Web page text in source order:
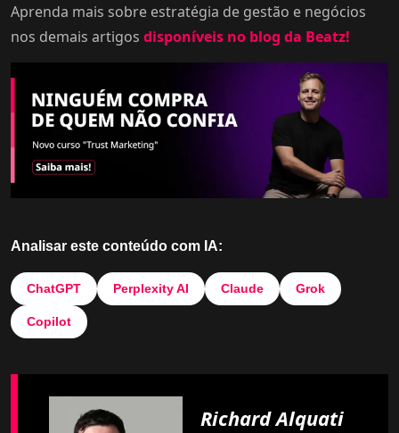
Aprenda mais sobre estratégia de gestão e negócios
nos demais artigos disponíveis no blog da Beatz!
Analisar este conteúdo com IA:
ChatGPT Perplexity AI Claude Grok
Copilot
Richard Alquati